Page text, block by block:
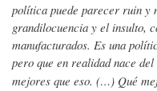
política puede parecer ruin y
grandilocuencia y el insulto,
manufacturados. Es una
pero que en realidad nace
mejores que eso. (…) Qué